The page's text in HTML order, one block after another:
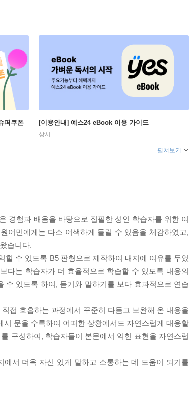
퍼쿠폰 [이용안내] 예스24 eBook 이용 가이드
상시
펼쳐보기
경험과 배움을 바탕으로 집필한 성인 학습자를 위한 여
어민에게는 다소 어색하게 들릴 수 있음을 체감하였고,
습니다.
힐 수 있도록 B5 판형으로 제작하여 내지에 여유를 두었
다는 학습자가 더 효율적으로 학습할 수 있도록 내용의
수 있도록 하여, 듣기와 말하기를 보다 효과적으로 연습
접 호흡하는 과정에서 꾸준히 다듬고 보완해 온 내용을
문을 수록하여 어떠한 상황에서도 자연스럽게 대응할
구성하여, 학습자들이 본문에서 익힌 표현을 자연스럽
서 더욱 자신 있게 말하고 소통하는 데 도움이 되기를